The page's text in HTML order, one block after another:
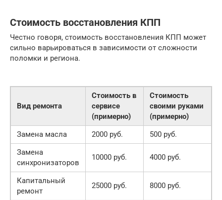
Стоимость восстановления КПП
Честно говоря, стоимость восстановления КПП может
сильно варьироваться в зависимости от сложности
поломки и региона.
Вид ремонта
Стоимость в
сервисе
(примерно)
Стоимость
своими руками
(примерно)
Замена масла
2000 руб.
500 руб.
Замена
синхронизаторов
10000 руб. 4000 руб.
Капитальный
ремонт
25000 руб. 8000 руб.